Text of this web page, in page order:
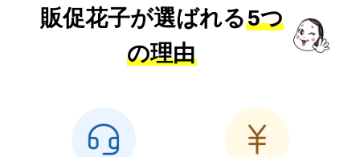
販促花子が選ばれる5つ
の理由